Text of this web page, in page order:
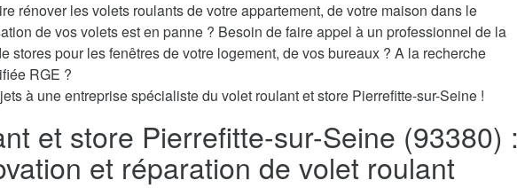
rénover les volets roulants de votre appartement, de votre maison dans le
de vos volets est en panne ? Besoin de faire appel à un professionnel de la
stores pour les fenêtres de votre logement, de vos bureaux ? A la recherche
RGE ?
à une entreprise spécialiste du volet roulant et store Pierrefitte-sur-Seine !
et store Pierrefitte-sur-Seine (93380) :
et réparation de volet roulant